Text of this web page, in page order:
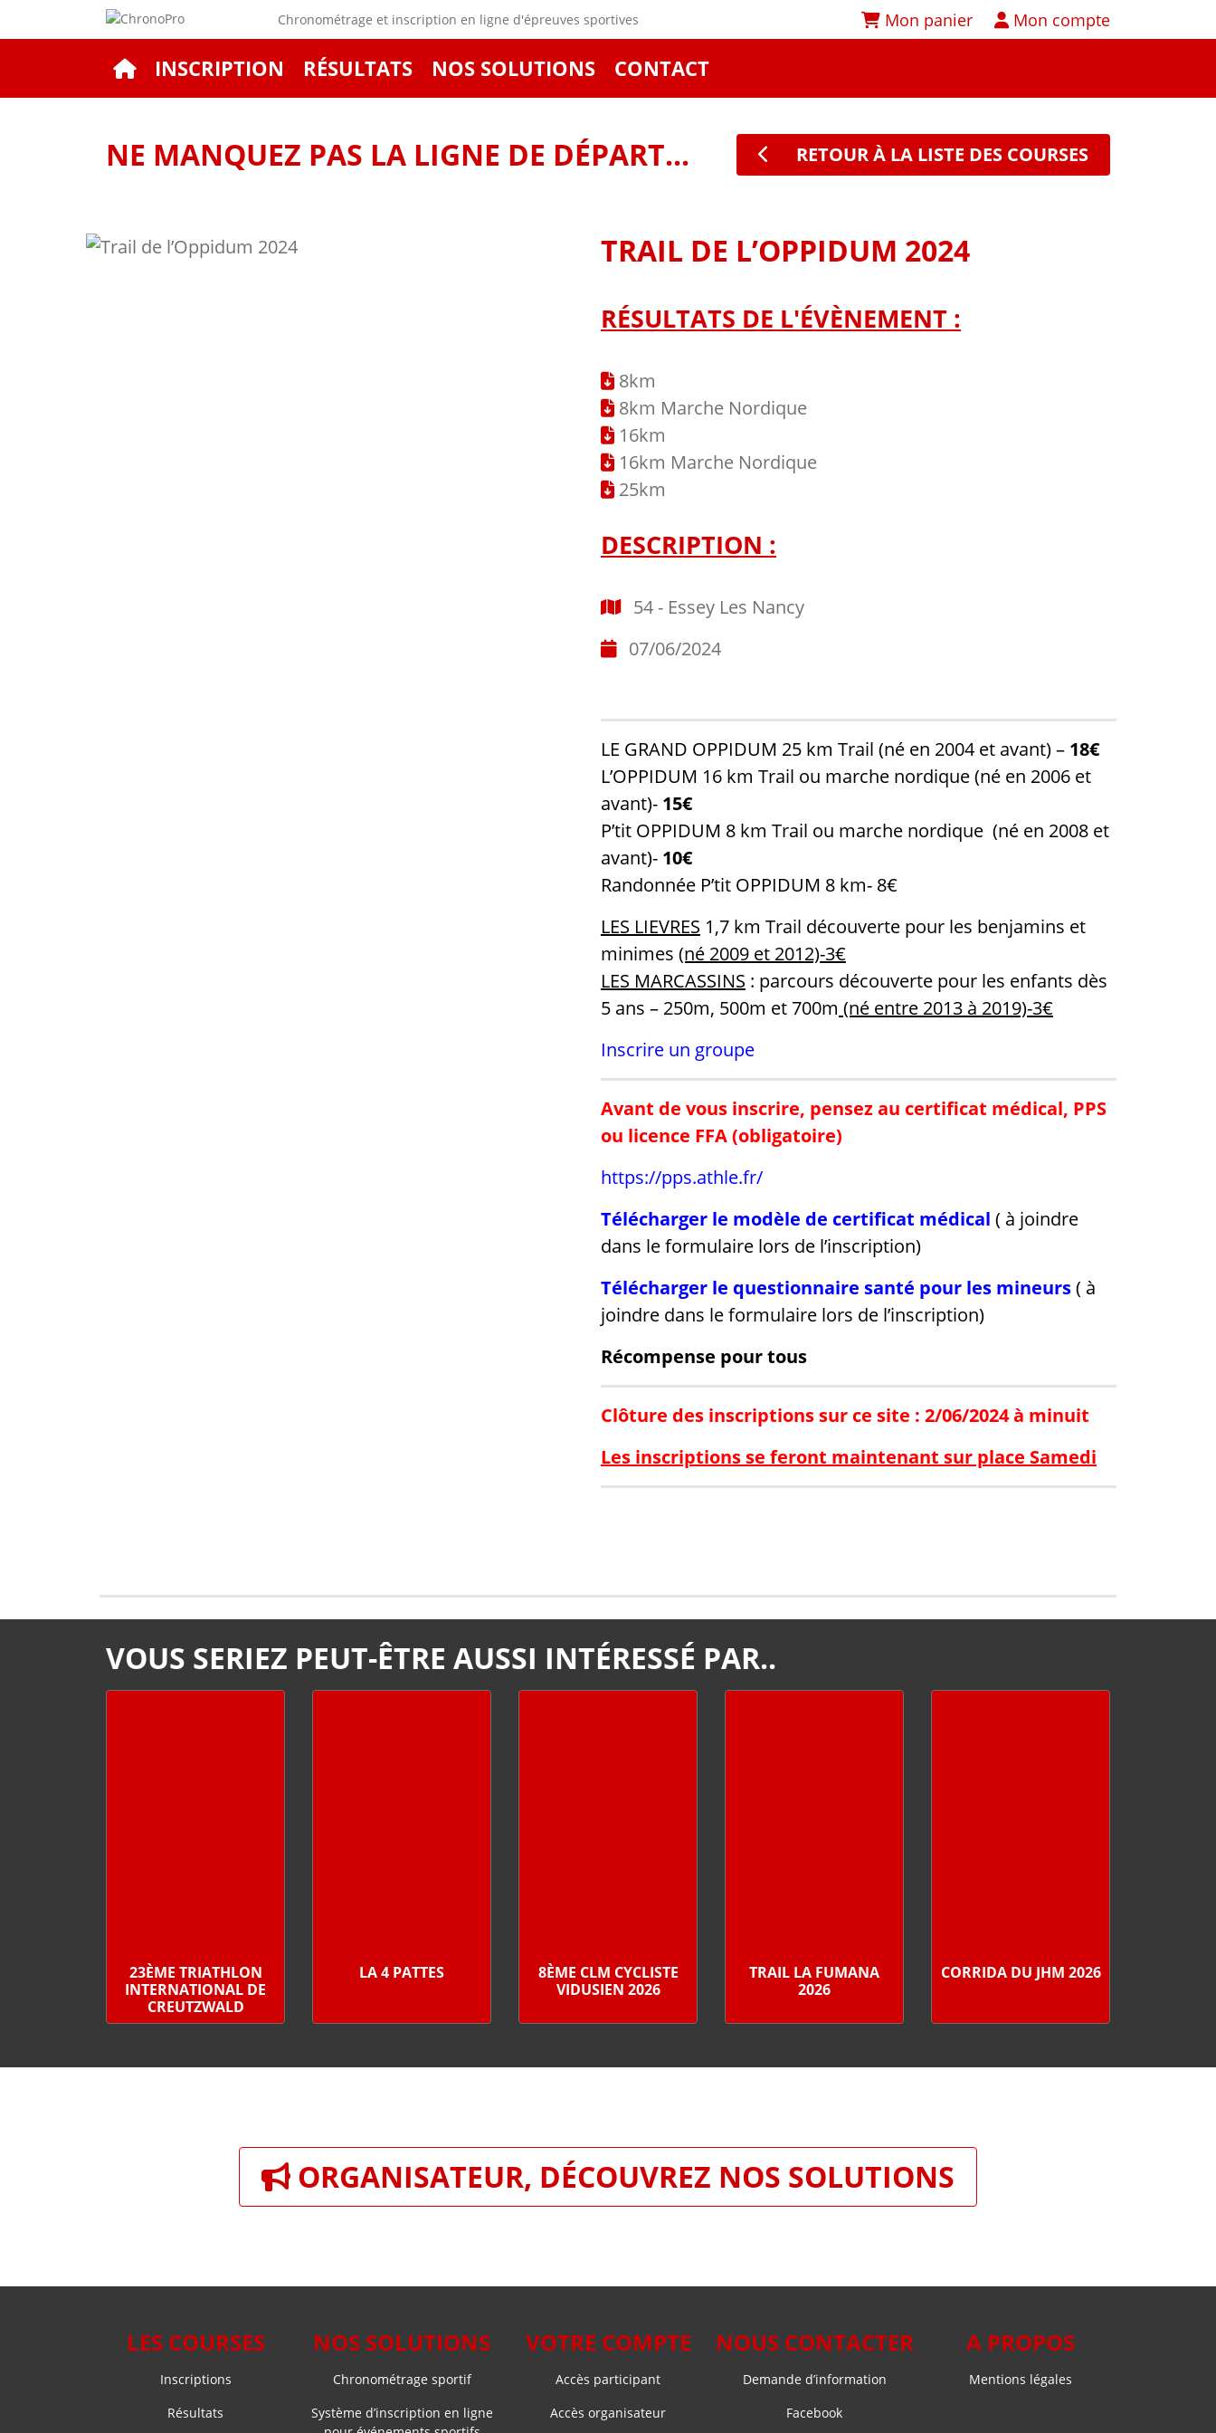
Chronométrage et inscription en ligne d'épreuves sportives Mon panier Mon compte
INSCRIPTION RÉSULTATS NOS SOLUTIONS CONTACT
NE MANQUEZ PAS LA LIGNE DE DÉPART... RETOUR À LA LISTE DES COURSES
TRAIL DE L’OPPIDUM 2024
RÉSULTATS DE L'ÉVÈNEMENT :
8km
8km Marche Nordique
16km
16km Marche Nordique
25km
DESCRIPTION :
54 - Essey Les Nancy
07/06/2024
LE GRAND OPPIDUM 25 km Trail (né en 2004 et avant) – 18€
L’OPPIDUM 16 km Trail ou marche nordique (né en 2006 et
avant)- 15€
P’tit OPPIDUM 8 km Trail ou marche nordique (né en 2008 et
avant)- 10€
Randonnée P’tit OPPIDUM 8 km- 8€
LES LIEVRES 1,7 km Trail découverte pour les benjamins et
minimes (né 2009 et 2012)-3€
LES MARCASSINS : parcours découverte pour les enfants dès
5 ans – 250m, 500m et 700m (né entre 2013 à 2019)-3€
Inscrire un groupe
Avant de vous inscrire, pensez au certificat médical, PPS
ou licence FFA (obligatoire)
https://pps.athle.fr/
Télécharger le modèle de certificat médical ( à joindre
dans le formulaire lors de l’inscription)
Télécharger le questionnaire santé pour les mineurs( à
joindre dans le formulaire lors de l’inscription)
Récompense pour tous
Clôture des inscriptions sur ce site : 2/06/2024 à minuit
Les inscriptions se feront maintenant sur place Samedi
VOUS SERIEZ PEUT-ÊTRE AUSSI INTÉRESSÉ PAR..
23ÈME TRIATHLON
INTERNATIONAL DE
CREUTZWALD
LA 4 PATTES
8ÈME CLM CYCLISTE
VIDUSIEN 2026
TRAIL LA FUMANA
2026
CORRIDA DU JHM 2026
ORGANISATEUR, DÉCOUVREZ NOS SOLUTIONS
LES COURSES
Inscriptions
Résultats
NOS SOLUTIONS
Chronométrage sportif
Système d’inscription en ligne
VOTRE COMPTE
Accès participant
Accès organisateur
NOUS CONTACTER
Demande d’information
Facebook
A PROPOS
Mentions légales